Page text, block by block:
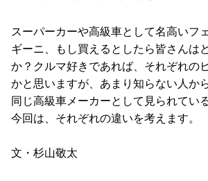
スーパーカーや高級車として名高いフ
ギーニ、もし買えるとしたら皆さんは
か？クルマ好きであれば、それぞれの
かと思いますが、あまり知らない人か
同じ高級車メーカーとして見られてい
今回は、それぞれの違いを考えます。
文・杉山敬太